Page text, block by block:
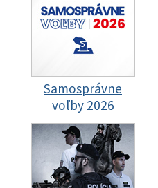
Samosprávne
voľby 2026